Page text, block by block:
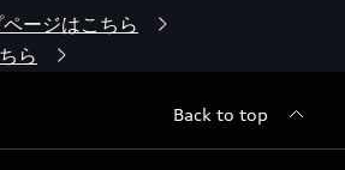
ージはこちら
ら
Back to top